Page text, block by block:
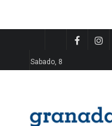
Sabado, 8